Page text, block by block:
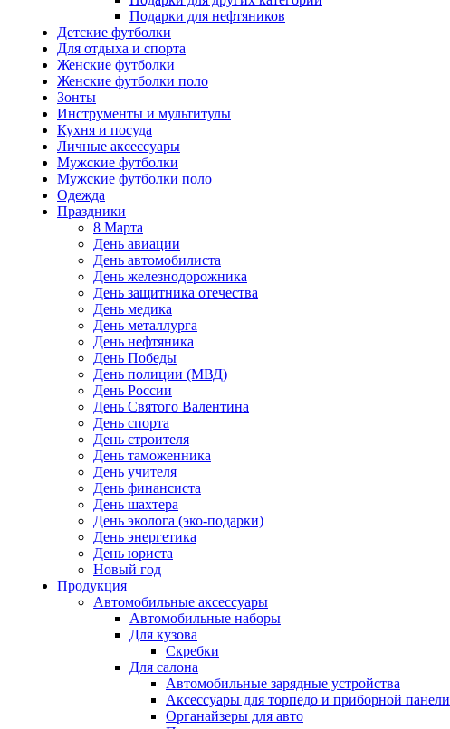
Подарки для нефтяников
Детские футболки
Для отдыха и спорта
Женские футболки
Женские футболки поло
Зонты
Инструменты и мультитулы
Кухня и посуда
Личные аксессуары
Мужские футболки
Мужские футболки поло
Одежда
Праздники
8 Марта
День авиации
День автомобилиста
День железнодорожника
День защитника отечества
День медика
День металлурга
День нефтяника
День Победы
День полиции (МВД)
День России
День Святого Валентина
День спорта
День строителя
День таможенника
День учителя
День финансиста
День шахтера
День эколога (эко-подарки)
День энергетика
День юриста
Новый год
Продукция
Автомобильные аксессуары
Автомобильные наборы
Для кузова
Скребки
Для салона
Автомобильные зарядные устройства
Аксессуары для торпедо и приборной панели
Органайзеры для авто